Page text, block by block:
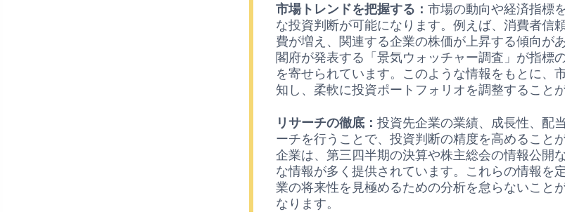
市場トレンドを把握する：市場の動向や経済指標
な投資判断が可能になります。例えば、消費者信
費が増え、関連する企業の株価が上昇する傾向が
閣府が発表する「景気ウォッチャー調査」が指標
を寄せられています。このような情報をもとに、
知し、柔軟に投資ポートフォリオを調整すること
リサーチの徹底：投資先企業の業績、成長性、配
ーチを行うことで、投資判断の精度を高めること
企業は、第三四半期の決算や株主総会の情報公開
な情報が多く提供されています。これらの情報を
業の将来性を見極めるための分析を怠らないこと
なります。